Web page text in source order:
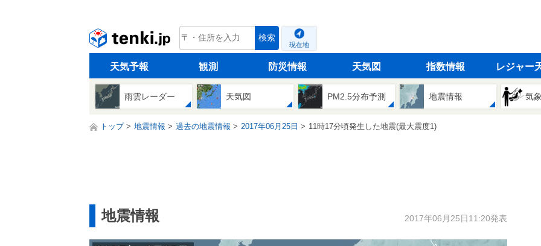
tenki.jp 検索
現在地
天気予報 観測 防災情報 天気図 指数情報 レジャー
雨雲レーダー 天気図 PM2.5分布予測 地震情報 気
トップ 地震情報 過去の地震情報 2017年06月25日 11時17分頃発生した地震(最大震度1)
地震情報 2017年06月25日11:20発表